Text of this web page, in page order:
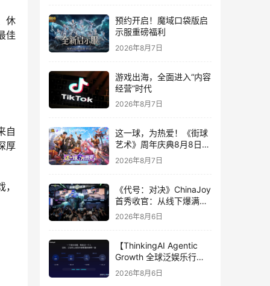
休
佳
自
厚
预约开启！魔域口袋版启
示服重磅福利
2026年8月7日
游戏出海，全面进入“内容
经营”时代
2026年8月7日
这一球，为热爱！《街球
艺术》周年庆典8月8日正
式上线，多重福利与全新
内容同步开启
2026年8月7日
《代号：对决》ChinaJoy
首秀收官：从线下爆满看
见玩家的真实期待
2026年8月6日
【ThinkingAI Agentic
Growth 全球泛娱乐行业
峰会】Agent 时代，人到
底负责什么
2026年8月6日